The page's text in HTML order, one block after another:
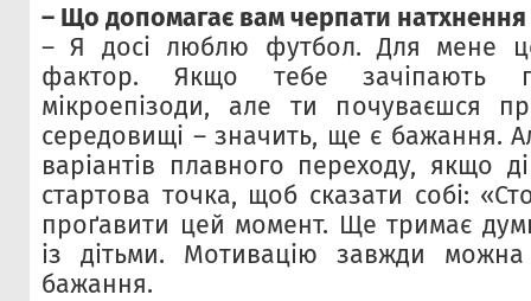
– Що допомагає вам черпати натхнення
– Я досі люблю футбол. Для мене
фактор. Якщо тебе зачіпають
мікроепізоди, але ти почуваєшся
середовищі – значить, ще є бажання.
варіантів плавного переходу, якщо
стартова точка, щоб сказати собі:
проґавити цей момент. Ще тримає
із дітьми. Мотивацію завжди
бажання.